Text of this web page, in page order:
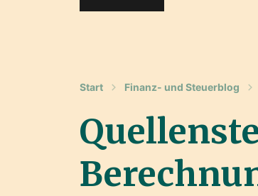
Start Finanz- und Steuerblog